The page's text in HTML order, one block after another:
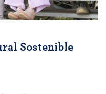
Sostenible